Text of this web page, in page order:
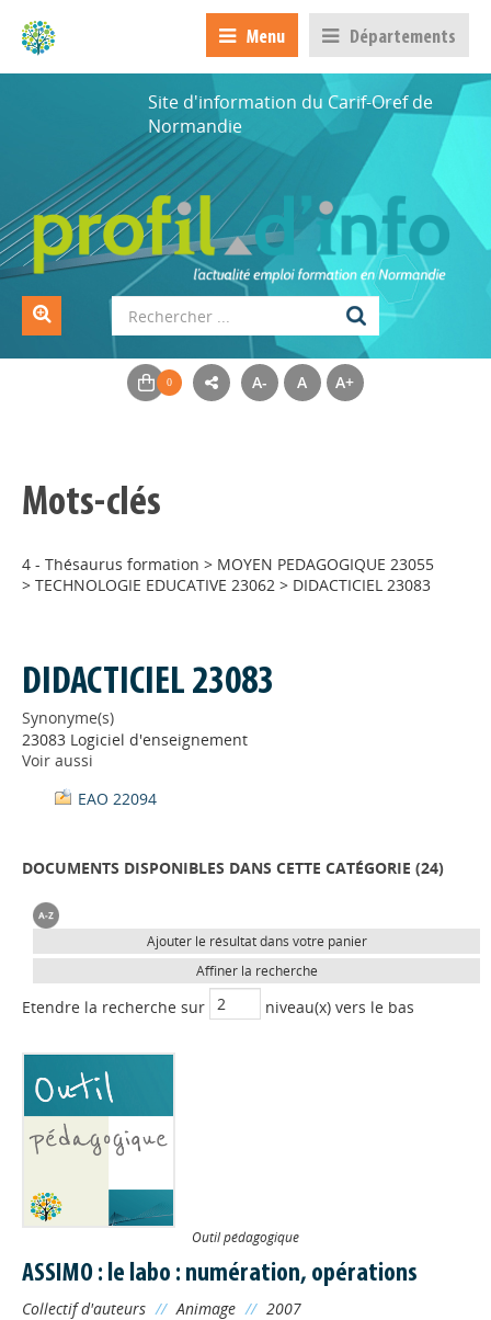
Menu Départements
Site d'information du Carif-Oref de
Normandie
A- A A+
Mots-clés
4 - Thésaurus formation > MOYEN PEDAGOGIQUE 23055
> TECHNOLOGIE EDUCATIVE 23062 > DIDACTICIEL 23083
DIDACTICIEL 23083
Synonyme(s)
23083 Logiciel d'enseignement
Voir aussi
EAO 22094
DOCUMENTS DISPONIBLES DANS CETTE CATÉGORIE (24)
Ajouter le résultat dans votre panier
Affiner la recherche
Etendre la recherche sur niveau(x) vers le bas
Outil pédagogique
ASSIMO : le labo : numération, opérations
Collectif d'auteurs // Animage // 2007